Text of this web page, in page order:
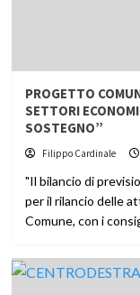
PROGETTO
SETTORI
SOSTEGNO”
Filippo Cardinale
"Il bilancio di
per il rilancio delle
Comune, con i